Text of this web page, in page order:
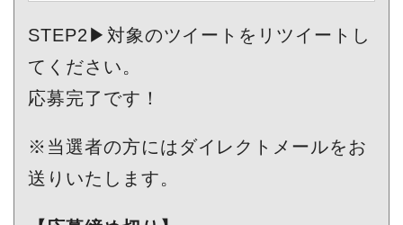
STEP2▶対象のツイートをリツイートし
てください。
応募完了です！
※当選者の方にはダイレクトメールをお
送りいたします。